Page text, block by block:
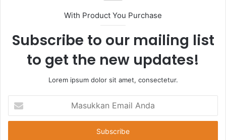
With Product You Purchase
Subscribe to our mailing list
to get the new updates!
Lorem ipsum dolor sit amet, consectetur.
Email
Anda